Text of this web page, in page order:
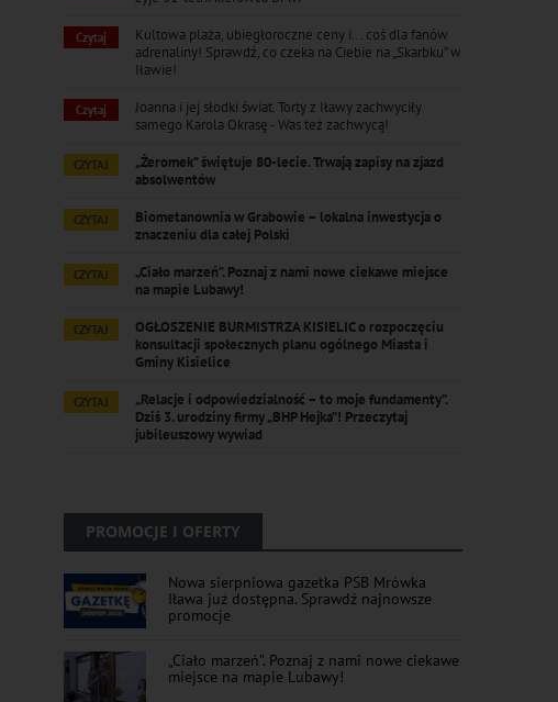
Czytaj
Kultowa plaża, ubiegłoroczne ceny i... coś dla fanów
adrenaliny! Sprawdź, co czeka na Ciebie na „Skarbku” w
Iławie!
Czytaj
Joanna i jej słodki świat. Torty z Iławy zachwyciły
samego Karola Okrasę - Was też zachwycą!
CZYTAJ
„Żeromek” świętuje 80-lecie. Trwają zapisy na zjazd
absolwentów
CZYTAJ
Biometanownia w Grabowie – lokalna inwestycja o
znaczeniu dla całej Polski
CZYTAJ
„Ciało marzeń”. Poznaj z nami nowe ciekawe miejsce
na mapie Lubawy!
CZYTAJ
OGŁOSZENIE BURMISTRZA KISIELIC o rozpoczęciu
konsultacji społecznych planu ogólnego Miasta i
Gminy Kisielice
CZYTAJ
„Relacje i odpowiedzialność – to moje fundamenty”.
Dziś 3. urodziny firmy „BHP Hejka”! Przeczytaj
jubileuszowy wywiad
PROMOCJE I OFERTY
Nowa sierpniowa gazetka PSB Mrówka
Iława już dostępna. Sprawdź najnowsze
promocje
„Ciało marzeń”. Poznaj z nami nowe ciekawe
miejsce na mapie Lubawy!